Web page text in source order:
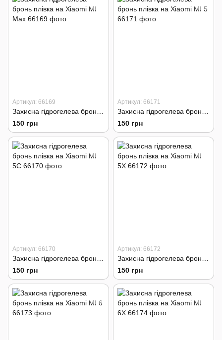
Артикул: 66169
150 грн
Артикул: 66171
150 грн
Артикул: 66170
150 грн
Артикул: 66172
150 грн